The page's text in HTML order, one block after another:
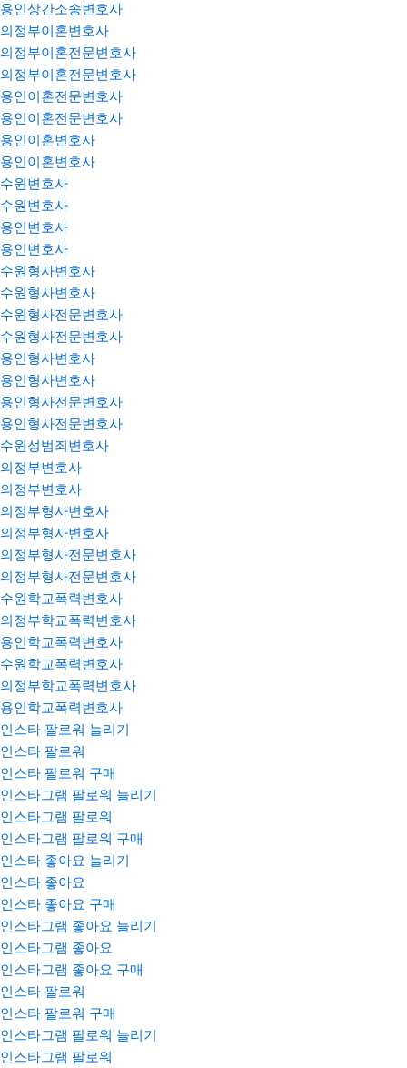
용인상간소송변호사
의정부이혼변호사
의정부이혼전문변호사
의정부이혼전문변호사
용인이혼전문변호사
용인이혼전문변호사
용인이혼변호사
용인이혼변호사
수원변호사
수원변호사
용인변호사
용인변호사
수원형사변호사
수원형사변호사
수원형사전문변호사
수원형사전문변호사
용인형사변호사
용인형사변호사
용인형사전문변호사
용인형사전문변호사
수원성범죄변호사
의정부변호사
의정부변호사
의정부형사변호사
의정부형사변호사
의정부형사전문변호사
의정부형사전문변호사
수원학교폭력변호사
의정부학교폭력변호사
용인학교폭력변호사
수원학교폭력변호사
의정부학교폭력변호사
용인학교폭력변호사
인스타 팔로워 늘리기
인스타 팔로워
인스타 팔로워 구매
인스타그램 팔로워 늘리기
인스타그램 팔로워
인스타그램 팔로워 구매
인스타 좋아요 늘리기
인스타 좋아요
인스타 좋아요 구매
인스타그램 좋아요 늘리기
인스타그램 좋아요
인스타그램 좋아요 구매
인스타 팔로워
인스타 팔로워 구매
인스타그램 팔로워 늘리기
인스타그램 팔로워